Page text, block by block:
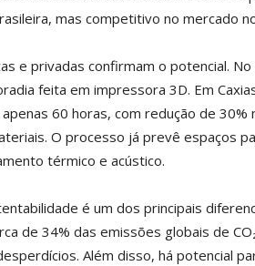
mas competitivo no mercado
e privadas confirmam o potencial.
feita em impressora 3D. Em
60 horas, com redução de
O processo já prevê espaços
térmico e acústico.
é um dos principais
de 34% das emissões globais de
Além disso, há potencial